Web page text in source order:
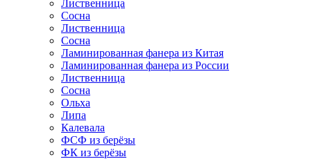
Лиственница
Сосна
Лиственница
Сосна
Ламинированная фанера из Китая
Ламинированная фанера из России
Лиственница
Сосна
Ольха
Липа
Калевала
ФСФ из берёзы
ФК из берёзы